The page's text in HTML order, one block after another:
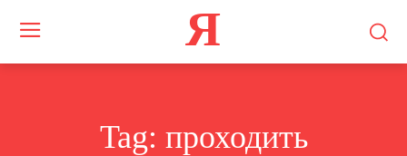
Я
Tag: проходить